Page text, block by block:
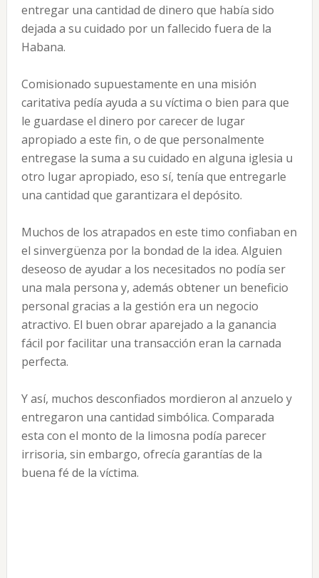
entregar una cantidad de dinero que había sido
dejada a su cuidado por un fallecido fuera de la
Habana.
Comisionado supuestamente en una misión
caritativa pedía ayuda a su víctima o bien para que
le guardase el dinero por carecer de lugar
apropiado a este fin, o de que personalmente
entregase la suma a su cuidado en alguna iglesia u
otro lugar apropiado, eso sí, tenía que entregarle
una cantidad que garantizara el depósito.
Muchos de los atrapados en este timo confiaban en
el sinvergüenza por la bondad de la idea. Alguien
deseoso de ayudar a los necesitados no podía ser
una mala persona y, además obtener un beneficio
personal gracias a la gestión era un negocio
atractivo. El buen obrar aparejado a la ganancia
fácil por facilitar una transacción eran la carnada
perfecta.
Y así, muchos desconfiados mordieron al anzuelo y
entregaron una cantidad simbólica. Comparada
esta con el monto de la limosna podía parecer
irrisoria, sin embargo, ofrecía garantías de la
buena fé de la víctima.